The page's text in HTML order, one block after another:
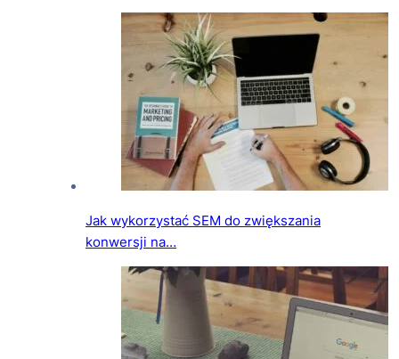
Jak wykorzystać SEM do zwiększania
konwersji na…